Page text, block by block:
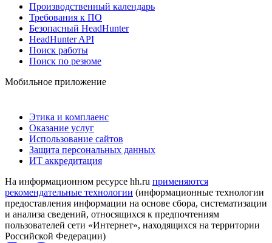
Производственный календарь
Требования к ПО
Безопасный HeadHunter
HeadHunter API
Поиск работы
Поиск по резюме
Мобильное приложение
Этика и комплаенс
Оказание услуг
Использование сайтов
Защита персональных данных
ИТ аккредитация
На информационном ресурсе hh.ru применяются
рекомендательные технологии (информационные технологии
предоставления информации на основе сбора, систематизации
и анализа сведений, относящихся к предпочтениям
пользователей сети «Интернет», находящихся на территории
Российской Федерации)